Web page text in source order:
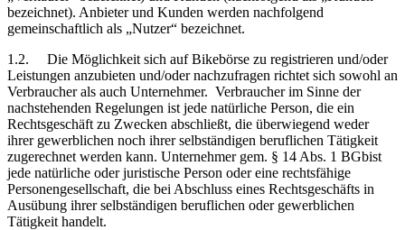
bezeichnet). Anbieter und Kunden werden nachfolgend
gemeinschaftlich als „Nutzer“ bezeichnet.
1.2.
Die Möglichkeit sich auf Bikebörse zu registrieren und/oder
Leistungen anzubieten und/oder nachzufragen richtet sich sowohl an
Verbraucher als auch Unternehmer. Verbraucher im Sinne der
nachstehenden Regelungen ist jede natürliche Person, die ein
Rechtsgeschäft zu Zwecken abschließt, die überwiegend weder
ihrer gewerblichen noch ihrer selbständigen beruflichen Tätigkeit
zugerechnet werden kann. Unternehmer gem. § 14 Abs. 1 BGbist
jede natürliche oder juristische Person oder eine rechtsfähige
Personengesellschaft, die bei Abschluss eines Rechtsgeschäfts in
Ausübung ihrer selbständigen beruflichen oder gewerblichen
Tätigkeit handelt.